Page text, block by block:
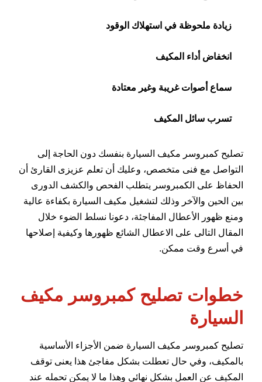
زيادة ملحوظة في استهلاك الوقود
انخفاض أداء المكيف
سماع أصوات غريبة وغير معتادة
تسرب سائل المكيف
تصليح كمبروسر مكيف السيارة بنفسك دون الحاجة إلى
التواصل مع فنى متخصص، وعليك أن تعلم عزيزى القارئ أن
الحفاظ على الكمبروسر يتطلب الفحص والكشف الدورى
بين الحين والآخر وذلك لتشغيل مكيف السيارة بكفاءة عالية
ومنع ظهور الأعطال المفاجئة، دعونا نسلط الضوء خلال
المقال التالى على الاعطال الشائع ظهورها وكيفية إصلاحها
في أسرع وقت ممكن.
خطوات تصليح كمبروسر مكيف
السيارة
تصليح كمبروسر مكيف السيارة ضمن الأجزاء الأساسية
بالمكيف، وفي حال تعطلت بشكل مفاجئ هذا يعنى توقف
المكيف عن العمل بشكل نهائي وهذا ما لا يمكن تحمله عند